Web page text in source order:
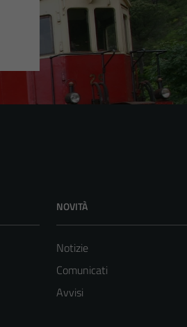
NOVITÀ
Notizie
Comunicati
Avvisi